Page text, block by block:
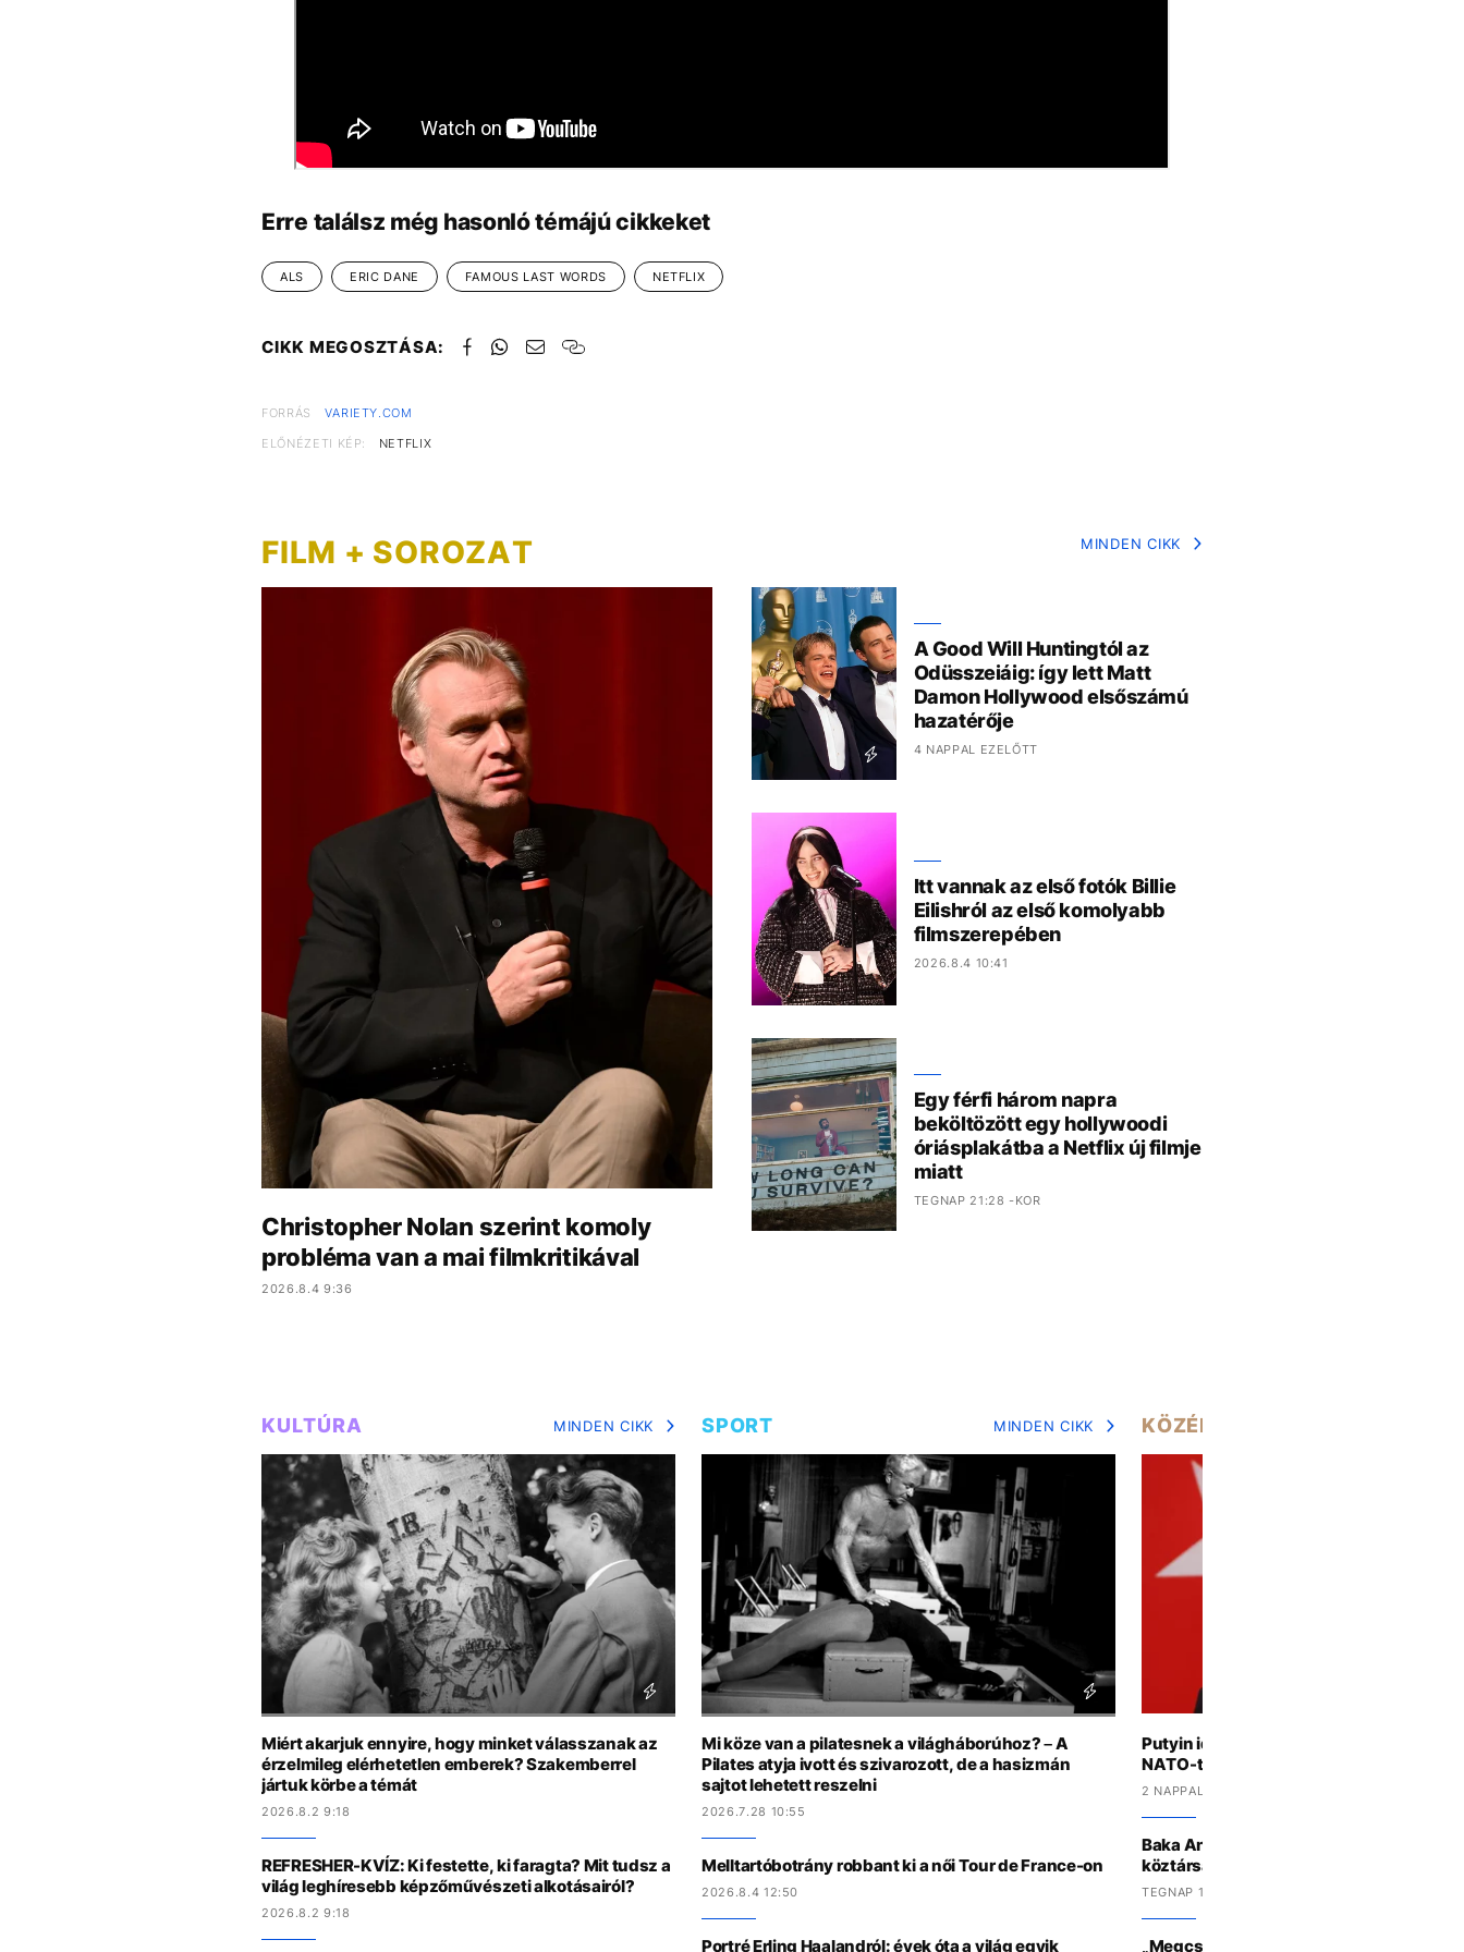
Erre találsz még hasonló témájú cikkeket
ALS ERIC DANE FAMOUS LAST WORDS NETFLIX
CIKK MEGOSZTÁSA:
FORRÁS
VARIETY.COM
ELŐNÉZETI KÉP:
NETFLIX
FILM + SOROZAT MINDEN CIKK
Christopher Nolan szerint komoly
probléma van a mai filmkritikával
2026.8.4 9:36
A Good Will Huntingtól az
Odüsszeiáig: így lett Matt
Damon Hollywood elsőszámú
hazatérője
4 NAPPAL EZELŐTT
Itt vannak az első fotók Billie
Eilishról az első komolyabb
filmszerepében
2026.8.4 10:41
Egy férfi három napra
beköltözött egy hollywoodi
óriásplakátba a Netflix új filmje
miatt
TEGNAP 21:28 -KOR
KULTÚRA MINDEN CIKK
Miért akarjuk ennyire, hogy minket válasszanak az
érzelmileg elérhetetlen emberek? Szakemberrel
jártuk körbe a témát
2026.8.2 9:18
REFRESHER-KVÍZ: Ki festette, ki faragta? Mit tudsz a
világ leghíresebb képzőművészeti alkotásairól?
2026.8.2 9:18
SPORT MINDEN CIKK
Mi köze van a pilatesnek a világháborúhoz? – A
Pilates atyja ivott és szivarozott, de a hasizmán
sajtot lehetett reszelni
2026.7.28 10:55
Melltartóbotrány robbant ki a női Tour de France-on
2026.8.4 12:50
Portré Erling Haalandról: évek óta a világ egyik
KÖZÉLET
Putyin idén ősztől bármikor
NATO-tagállamot az amerikai
2 NAPPAL EZELŐTT
Baka András lehet Magyarország
köztársasági elnöke
TEGNAP 13:22 -KOR
„Megcsináltuk" – Diadalt hirdetett